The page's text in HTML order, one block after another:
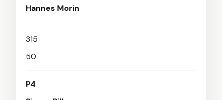
Hannes Morin
315
50
P4